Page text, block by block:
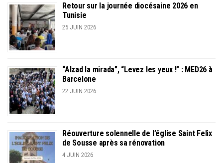
Retour sur la journée diocésaine 2026 en
Tunisie
25 JUIN 2026
“Alzad la mirada”, “Levez les yeux !” : MED26 à
Barcelone
22 JUIN 2026
Réouverture solennelle de l’église Saint Felix
de Sousse après sa rénovation
4 JUIN 2026